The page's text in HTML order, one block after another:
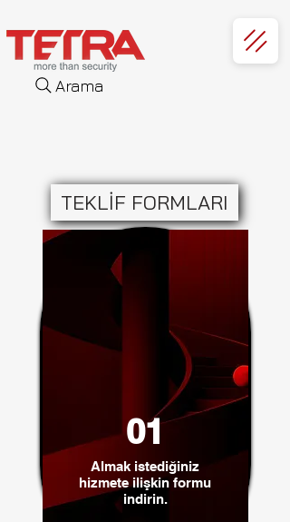
Arama
TEKLİF FORMLARI
01
Almak istediğiniz
hizmete ilişkin formu
indirin.